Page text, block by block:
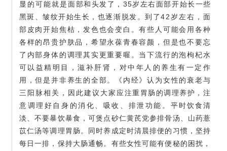
显的可能就是面部和头发了，35岁左右面部开始长一些
黑斑、皱纹开始生长，也逐渐脱发。到了42岁左右，面
部皮肉开始焦枯，发色也会变白。有些人可能会用各种
各样的昂贵护肤品，希望永葆青春容颜，但是也不要忘
了内部身体的调理其实更重要喔。当下流行的泡枸杞水
可以益精明目，滋补肝肾，对中年人的养生有一定作
用，但是并非养生的全部。《内经》认为女性的衰老与
三阳脉相关，因此建议大家 应注重胃肠的调理养护， 注
意调理好自身的消化、吸收、排泄功能。 平时饮食清
淡、不要暴饮暴食，可煲点砂仁黄芪党参排骨汤、山药薏
苡仁汤等调理胃肠。同时养成定时清晨排便的习惯，坚持
每日一排，保持大肠通畅。有些女性可能有便秘的困扰 ，